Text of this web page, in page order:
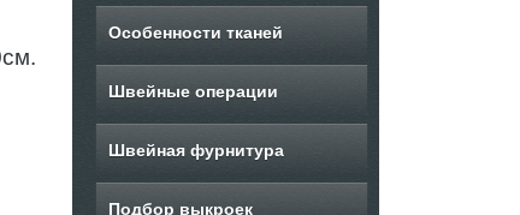
Особенности тканей
Швейные операции
Швейная фурнитура
Подбор выкроек